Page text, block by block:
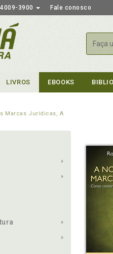
3900 Fale conosco
LIVROS EBOOKS
Marcas Jurídicas, A